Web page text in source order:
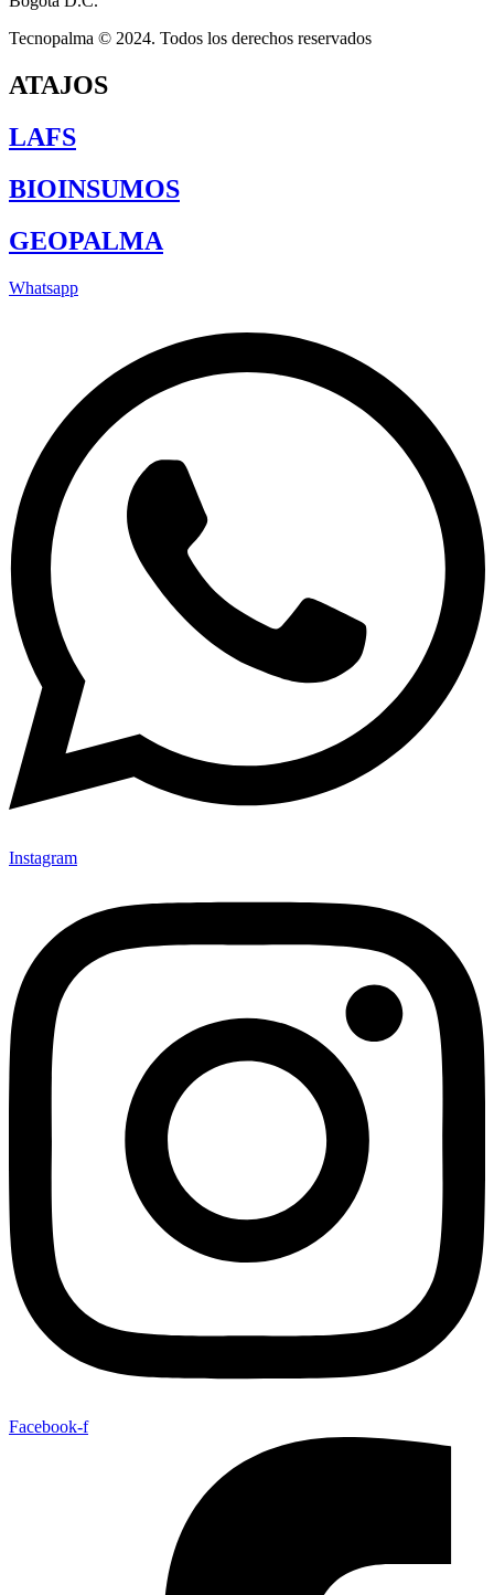
Tecnopalma © 2024. Todos los derechos reservados
ATAJOS
LAFS
BIOINSUMOS
GEOPALMA
Whatsapp
Instagram
Facebook-f